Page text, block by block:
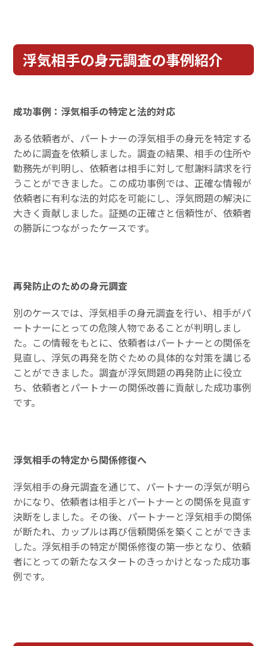
浮気相手の身元調査の事例紹介
成功事例：浮気相手の特定と法的対応
ある依頼者が、パートナーの浮気相手の身元を特定する
ために調査を依頼しました。調査の結果、相手の住所や
勤務先が判明し、依頼者は相手に対して慰謝料請求を行
うことができました。この成功事例では、正確な情報が
依頼者に有利な法的対応を可能にし、浮気問題の解決に
大きく貢献しました。証拠の正確さと信頼性が、依頼者
の勝訴につながったケースです。
再発防止のための身元調査
別のケースでは、浮気相手の身元調査を行い、相手がパ
ートナーにとっての危険人物であることが判明しまし
た。この情報をもとに、依頼者はパートナーとの関係を
見直し、浮気の再発を防ぐための具体的な対策を講じる
ことができました。調査が浮気問題の再発防止に役立
ち、依頼者とパートナーの関係改善に貢献した成功事例
です。
浮気相手の特定から関係修復へ
浮気相手の身元調査を通じて、パートナーの浮気が明ら
かになり、依頼者は相手とパートナーとの関係を見直す
決断をしました。その後、パートナーと浮気相手の関係
が断たれ、カップルは再び信頼関係を築くことができま
した。浮気相手の特定が関係修復の第一歩となり、依頼
者にとっての新たなスタートのきっかけとなった成功事
例です。